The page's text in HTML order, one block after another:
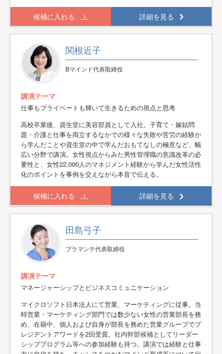
候補に入れる 詳細を見る
関根近子
Bマインド代表取締役
講演テーマ
仕事もプライベートも輝いて生きるための視点と思考
高校卒業後、資生堂に美容部員として入社。子育て・嫁姑問
題・介護と仕事を両立するなかでの様々な失敗や苦労の経験か
ら学んだことや資生堂の中で学んだおもてなしの極意など、幅
広い分野で講演。女性視点からみた男性管理職の意識改革の必
要性と、女性22,000人のマネジメント経験から学んだ女性活性
化のポイントを事例を交えながら本音で伝える。
候補に入れる 詳細を見る
田島弓子
ブラマンテ代表取締役
講演テーマ
マネージャーシップとビジネスコミュニケーション
マイクロソフト日本法人にて営業、マーケティングに従事。当
時営業・マーケティング部門では数少ない女性の営業部長を務
め、在籍中、個人および自身が部長を務めた営業グループでプ
レジデントアワードを2回受賞。社内幹部候補としてリーダー
シッププログラム等への参加経験も持つ。講演では経験と仕事